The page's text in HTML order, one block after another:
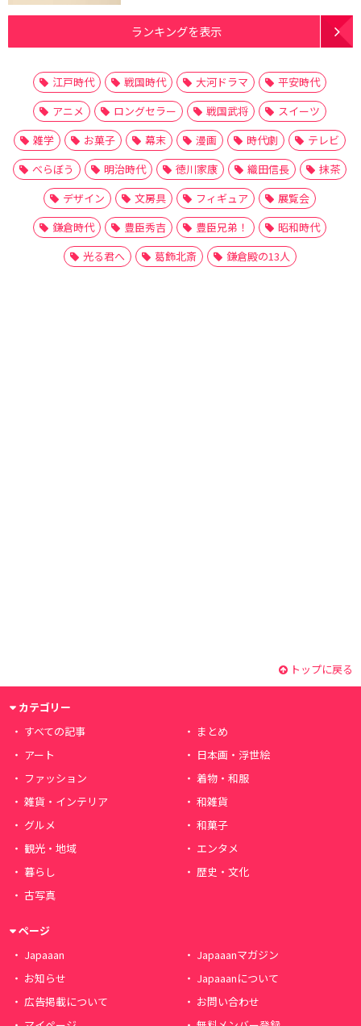
ランキングを表示
江戸時代 戦国時代 大河ドラマ
平安時代
アニメ
ロングセラー 戦国武将
スイーツ
雑学
お菓子 幕末 漫画 時代劇
テレビ
べらぼう
明治時代 徳川家康 織田信長
抹茶
デザイン
文房具 フィギュア
展覧会
鎌倉時代
豊臣秀吉 豊臣兄弟！
昭和時代
光る君へ
葛飾北斎 鎌倉殿の13人
トップに戻る
カテゴリー
すべての記事
まとめ
アート
日本画・浮世絵
ファッション
着物・和服
雑貨・インテリア
和雑貨
グルメ
和菓子
観光・地域
エンタメ
暮らし
歴史・文化
古写真
ページ
Japaaan
Japaaanマガジン
お知らせ
Japaaanについて
広告掲載について
お問い合わせ